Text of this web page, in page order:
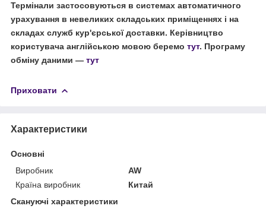
Термінали застосовуються в системах автоматичного
урахування в невеликих складських приміщеннях і на
складах служб кур'єрської доставки. Керівництво
користувача англійською мовою беремо тут. Програму
обміну даними — тут
Приховати
Характеристики
Основні
Виробник
AW
Країна виробник
Китай
Скануючі характеристики